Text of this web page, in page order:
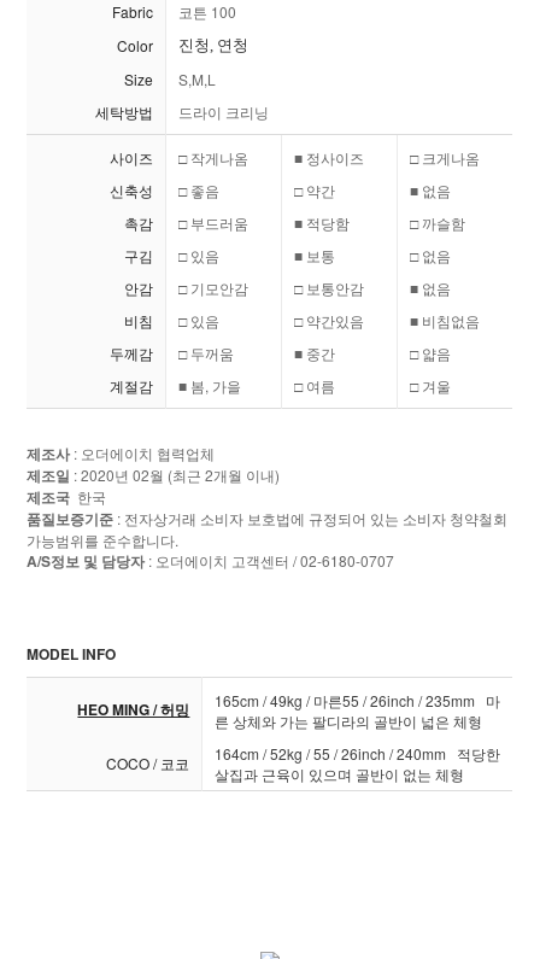
Fabric
코튼 100
Color
진청, 연청
Size
S,M,L
세탁방법
드라이 크리닝
사이즈 □ 작게나옴 ■ 정사이즈
□ 크게나옴
신축성
□ 좋음 □ 약간
■ 없음
촉감
□ 부드러움 ■ 적당함
□ 까슬함
구김
□ 있음 ■ 보통
□ 없음
안감
□ 기모안감 □ 보통안감
■ 없음
비침
□ 있음 □ 약간있음
■ 비침없음
두께감
□ 두꺼움 ■ 중간
□ 얇음
계절감
■ 봄, 가을 □ 여름 □ 겨울
제조사: 오더에이치 협력업체
제조일 : 2020년 02월 (최근 2개월 이내)
제조국 한국
품질보증기준 : 전자상거래 소비자 보호법에 규정되어 있는 소비자 청약철회
가능범위를 준수합니다.
A/S정보 및 담당자: 오더에이치 고객센터 / 02-6180-0707
MODEL INFO
HEO MING / 허밍
165cm / 49kg / 마른55 / 26inch / 235mm 마
른 상체와 가는 팔디라의 골반이 넓은 체형
COCO / 코코
164cm / 52kg / 55 / 26inch / 240mm 적당한
살집과 근육이 있으며 골반이 없는 체형